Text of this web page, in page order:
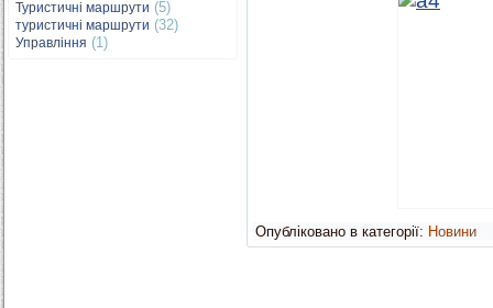
Туристичні маршрути (5)
туристичні маршрути (32)
Управління (1)
Опубліковано в категорії: Новини